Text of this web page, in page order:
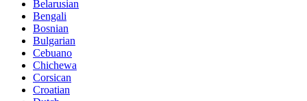
Belarusian
Bengali
Bosnian
Bulgarian
Cebuano
Chichewa
Corsican
Croatian